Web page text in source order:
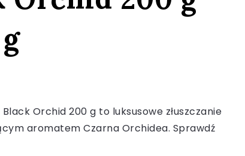
Orchid 200 g to luksusowe złuszczanie
aromatem Czarna Orchidea. Sprawdź